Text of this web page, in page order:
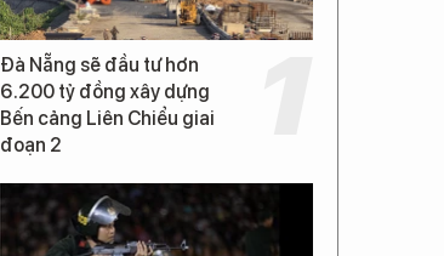
Đà Nẵng sẽ đầu tư hơn
6.200 tỷ đồng xây dựng
Bến cảng Liên Chiểu giai
đoạn 2